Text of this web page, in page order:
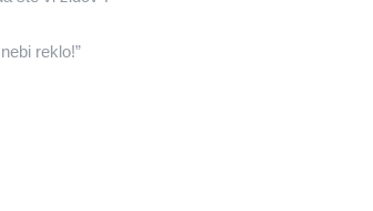
reklo!”